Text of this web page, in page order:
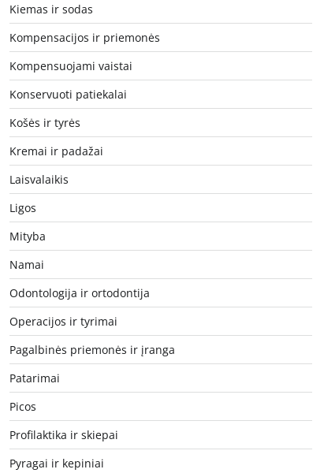
Kiemas ir sodas
Kompensacijos ir priemonės
Kompensuojami vaistai
Konservuoti patiekalai
Košės ir tyrės
Kremai ir padažai
Laisvalaikis
Ligos
Mityba
Namai
Odontologija ir ortodontija
Operacijos ir tyrimai
Pagalbinės priemonės ir įranga
Patarimai
Picos
Profilaktika ir skiepai
Pyragai ir kepiniai